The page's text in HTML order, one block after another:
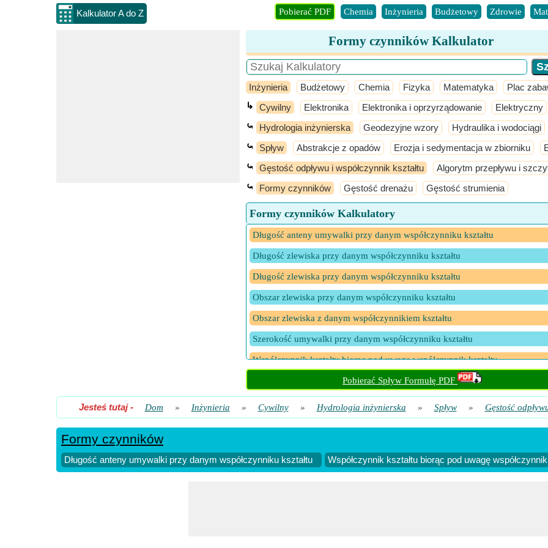
Kalkulator A do Z Pobierać PDF Chemia Inżynieria Budżetowy Zdrowie
Formy czynników Kalkulator
Inżynieria Budżetowy Chemia Fizyka Matematyka Plac
↳ Cywilny Elektronika Elektronika i oprzyrządowanie Elektryczny
⤿ Hydrologia inżynierska Geodezyjne wzory Hydraulika i wodociągi
⤿ Spływ Abstrakcje z opadów Erozja i sedymentacja w zbiorniku
⤿ Gęstość odpływu i współczynnik kształtu Algorytm przepływu i
⤿ Formy czynników Gęstość drenażu Gęstość strumienia
Formy czynników Kalkulatory
Długość anteny umywalki przy danym współczynniku kształtu
Długość zlewiska przy danym współczynniku kształtu
Długość zlewiska przy danym współczynniku kształtu
Obszar zlewiska przy danym współczynniku kształtu
Obszar zlewiska z danym współczynnikiem kształtu
Szerokość umywalki przy danym współczynniku kształtu
Współczynnik kształtu biorąc pod uwagę współczynnik kształtu
Współczynnik kształtu przy danej długości zlewiska
Pobierać Spływ Formułę PDF
Jesteś tutaj- Dom » Inżynieria » Cywilny » Hydrologia inżynierska » Spływ » Gęstość
Formy czynników
Długość anteny umywalki przy danym współczynniku kształtu Współczynnik kształtu biorąc pod uwagę